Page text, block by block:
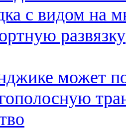
может